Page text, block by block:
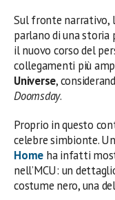
Sul fronte narrativo,
parlano di una storia
il nuovo corso del
collegamenti più
Universe,
Doomsday.
Proprio in questo
celebre simbionte.
Home ha infatti
nell’MCU: un
costume nero, una